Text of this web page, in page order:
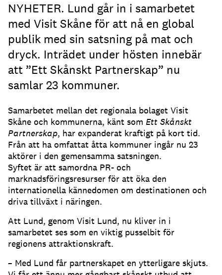
NYHETER. Lund går in i samarbetet
med Visit Skåne för att nå en global
publik med sin satsning på mat och
dryck. Inträdet under hösten innebär
att ”Ett Skånskt Partnerskap” nu
samlar 23 kommuner.
Samarbetet mellan det regionala bolaget Visit
Skåne och kommunerna, känt som Ett Skånskt
Partnerskap, har expanderat kraftigt på kort tid.
Från att ha omfattat åtta kommuner ingår nu 23
aktörer i den gemensamma satsningen.
Syftet är att samordna PR- och
marknadsföringsresurser för att öka den
internationella kännedomen om destinationen och
driva tillväxt i näringen.
Att Lund, genom Visit Lund, nu kliver in i
samarbetet ses som en viktig pusselbit för
regionens attraktionskraft.
– Med Lund får partnerskapet en ytterligare skjuts.